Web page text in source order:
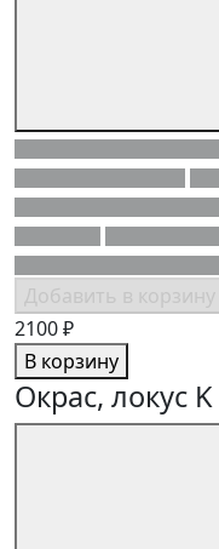
2100 ₽
В корзину
Окрас, локус